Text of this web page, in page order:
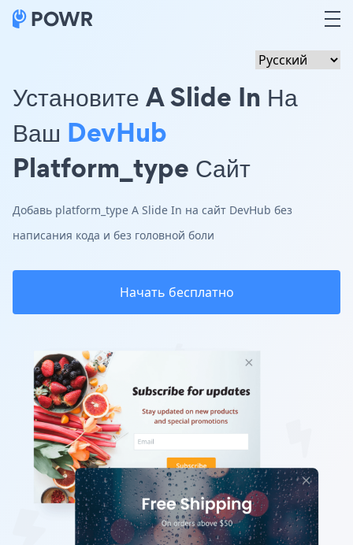
Установите A Slide In На
Ваш DevHub
Platform_type Сайт
Добавь platform_type A Slide In на сайт DevHub без
написания кода и без головной боли
Начать бесплатно